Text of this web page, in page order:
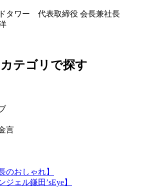
タワー 代表取締役 会長兼社長
カテゴリで探す
言
のおしゃれ】
ェル鎌田’sEye】